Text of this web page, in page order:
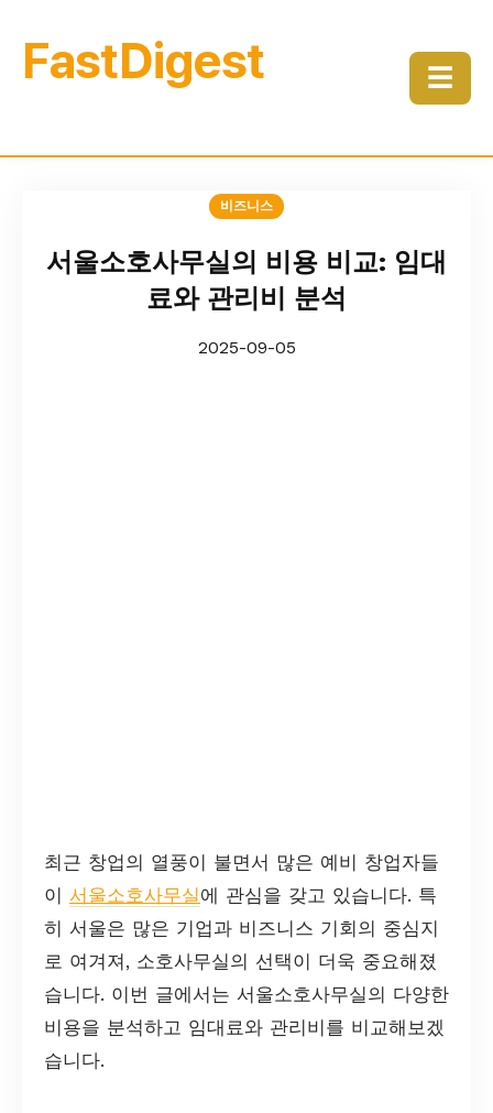
FastDigest ☰
비즈니스
서울소호사무실의 비용 비교: 임대
료와 관리비 분석
2025-09-05
최근 창업의 열풍이 불면서 많은 예비 창업자들
이 서울소호사무실에 관심을 갖고 있습니다. 특
히 서울은 많은 기업과 비즈니스 기회의 중심지
로 여겨져, 소호사무실의 선택이 더욱 중요해졌
습니다. 이번 글에서는 서울소호사무실의 다양한
비용을 분석하고 임대료와 관리비를 비교해보겠
습니다.